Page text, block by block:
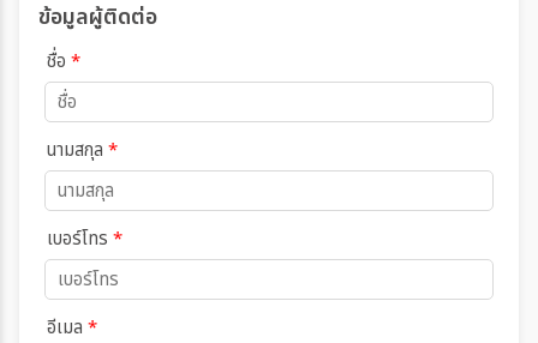
ข้อมูลผู้ติดต่อ
ชื่อ *
นามสกุล *
เบอร์โทร *
อีเมล *